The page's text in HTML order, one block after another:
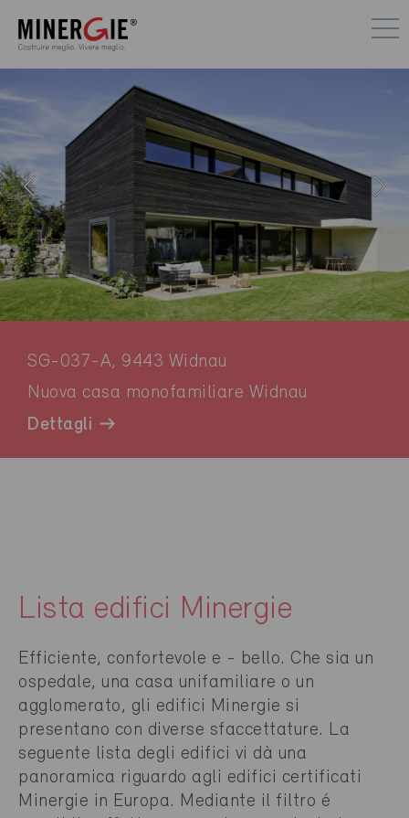
SG-037-A, 9443 Widnau
Nuova casa monofamiliare Widnau
Dettagli
Lista edifici Minergie
Efficiente, confortevole e - bello. Che sia un
ospedale, una casa unifamiliare o un
agglomerato, gli edifici Minergie si
presentano con diverse sfaccettature. La
seguente lista degli edifici vi dà una
panoramica riguardo agli edifici certificati
Minergie in Europa. Mediante il filtro é